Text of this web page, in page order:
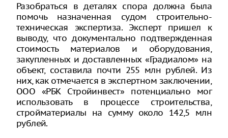
Разобраться в деталях спора должна была
помочь назначенная судом строительно-
техническая экспертиза. Эксперт пришел к
выводу, что документально подтвержденная
стоимость материалов и оборудования,
закупленных и доставленных «Градиалом» на
объект, составила почти 255 млн рублей. Из
них, как отмечается в экспертном заключении,
ООО «РБК Стройинвест» потенциально мог
использовать в процессе строительства,
стройматериалы на сумму около 142,5 млн
рублей.